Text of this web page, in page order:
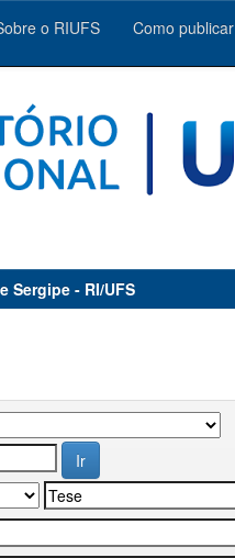
o RIUFS Como publicar
Sergipe - RI/UFS